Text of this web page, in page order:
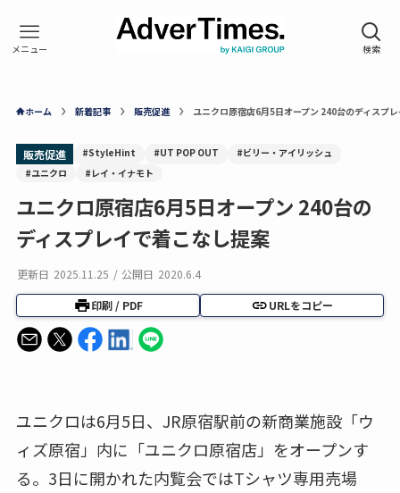
ホーム 新着記事 販売促進 ユニクロ原宿店6月5日オープン 240台のディスプ
販売促進 #StyleHint #UT POP OUT
#ビリー・アイリッシュ
#ユニクロ
#レイ・イナモト
ユニクロ原宿店6月5日オープン 240台の
ディスプレイで着こなし提案
更新日 2025.11.25 / 公開日 2020.6.4
印刷 / PDF URLをコピー
ユニクロは6月5日、JR原宿駅前の新商業施設「ウ
ィズ原宿」内に「ユニクロ原宿店」をオープンす
る。3日に開かれた内覧会ではTシャツ専用売場